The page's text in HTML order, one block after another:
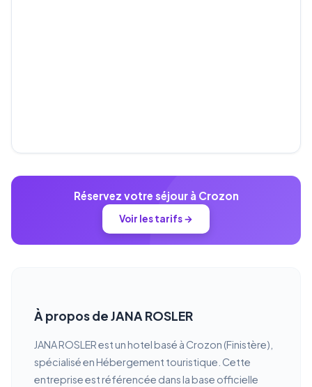
Réservez votre séjour à Crozon
Voir les tarifs →
À propos de JANA ROSLER
JANA ROSLER est un hotel basé à Crozon (Finistère),
spécialisé en Hébergement touristique. Cette
entreprise est référencée dans la base officielle